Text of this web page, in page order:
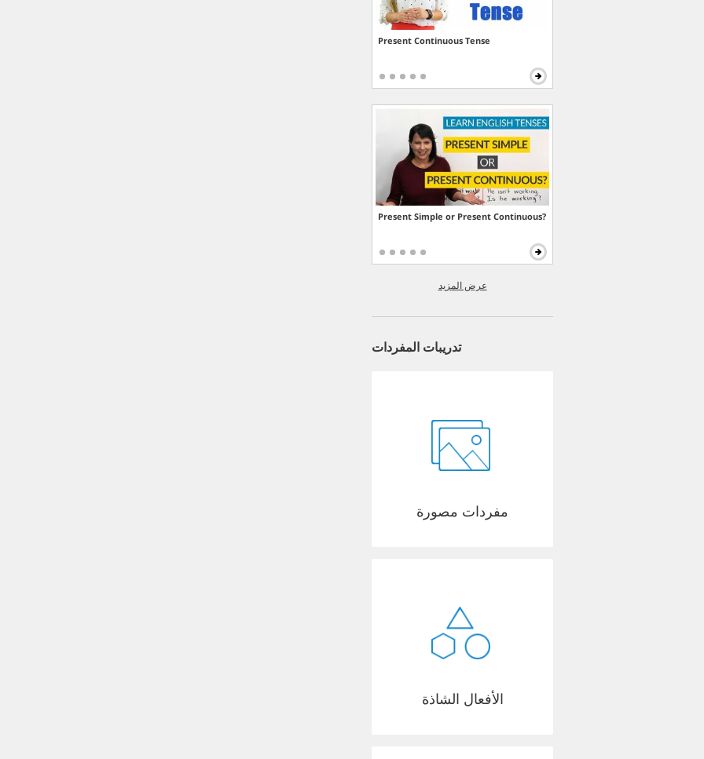
Present Continuous Tense
Present Simple or Present Continuous?
عرض المزيد
تدريبات المفردات
مفردات مصورة
الأفعال الشاذة